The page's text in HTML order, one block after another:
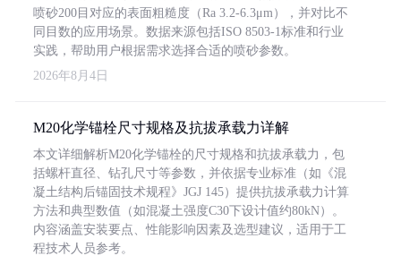
喷砂200目对应的表面粗糙度（Ra 3.2-6.3μm），并对比不
同目数的应用场景。数据来源包括ISO 8503-1标准和行业
实践，帮助用户根据需求选择合适的喷砂参数。
2026年8月4日
M20化学锚栓尺寸规格及抗拔承载力详解
本文详细解析M20化学锚栓的尺寸规格和抗拔承载力，包
括螺杆直径、钻孔尺寸等参数，并依据专业标准（如《混
凝土结构后锚固技术规程》JGJ 145）提供抗拔承载力计算
方法和典型数值（如混凝土强度C30下设计值约80kN）。
内容涵盖安装要点、性能影响因素及选型建议，适用于工
程技术人员参考。